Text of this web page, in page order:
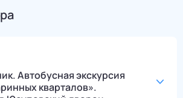
Автобусная экскурсия
кварталов».